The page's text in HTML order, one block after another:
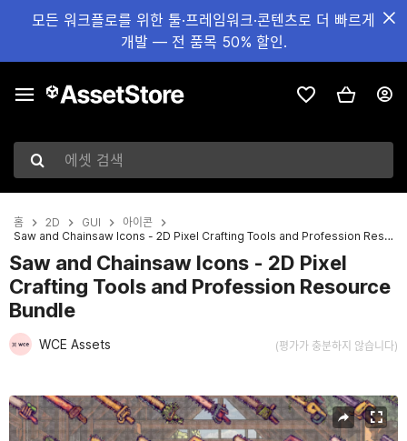
모든 워크플로를 위한 툴·프레임워크·콘텐츠로 더 빠르게
개발 — 전 품목 50% 할인.
에셋 검색
홈 2D GUI
아이콘
Saw and Chainsaw Icons - 2D Pixel Crafting Tools and Profession Resource Bundle
Saw and Chainsaw Icons - 2D Pixel
Crafting Tools and Profession Resource
Bundle
WCE Assets (평가가 충분하지 않습니다)
현재 슬라이드: 1 / 2